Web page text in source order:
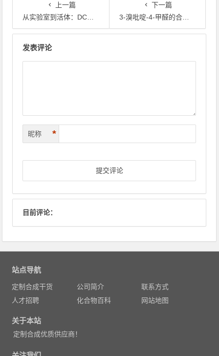
上一篇
从实验室到活体：DCM荧光团合成路线全景
下一篇
3-溴吡啶-4-甲醛的合成：关键医药中间体的多路径制备
发表评论
昵称 *
目前评论：
站点导航
定制合成干货 公司简介
联系方式
人才招聘
化合物百科 网站地图
关于本站
定制合成优质供应商！